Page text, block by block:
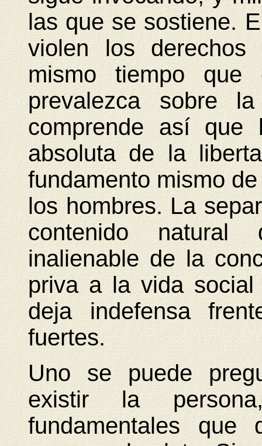
las que se sostiene.
violen los
mismo tiempo
prevalezca sobre
comprende así que
absoluta de la
fundamento mismo
los hombres. La
contenido natural
inalienable de la
priva a la vida
deja indefensa
fuertes.
Uno se puede
existir la
fundamentales que